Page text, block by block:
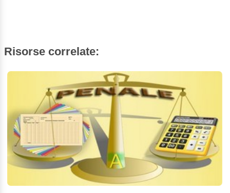
Risorse correlate: